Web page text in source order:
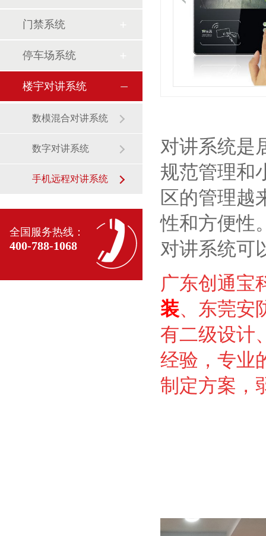
门禁系统
停车场系统
楼宇对讲系统
数模混合对讲系统
数字对讲系统
手机远程对讲系统
全国服务热线：
400-788-1068
对讲系统是
规范管理和
区的管理越
性和方便性
对讲系统可
广东创通宝
装、东莞安
有二级设计
经验，专业
制定方案，